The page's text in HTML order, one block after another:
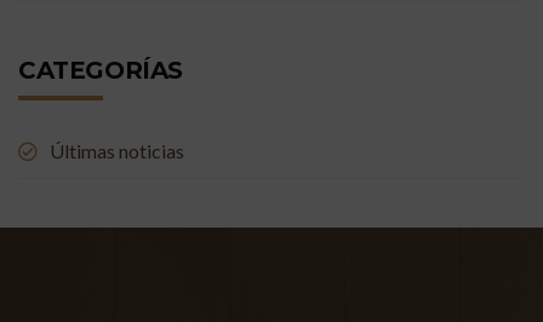
CATEGORÍAS
Últimas noticias